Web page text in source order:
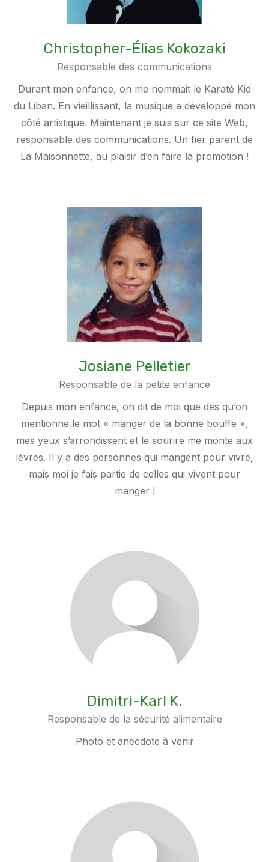
Christopher-Élias Kokozaki
Responsable des communications
Durant mon enfance, on me nommait le Karaté Kid
du Liban. En vieillissant, la musique a développé mon
côté artistique. Maintenant je suis sur ce site Web,
responsable des communications. Un fier parent de
La Maisonnette, au plaisir d’en faire la promotion !
Josiane Pelletier
Responsable de la petite enfance
Depuis mon enfance, on dit de moi que dès qu’on
mentionne le mot « manger de la bonne bouffe »,
mes yeux s’arrondissent et le sourire me monte aux
lèvres. Il y a des personnes qui mangent pour vivre,
mais moi je fais partie de celles qui vivent pour
manger !
Dimitri-Karl K.
Responsable de la sécurité alimentaire
Photo et anecdote à venir